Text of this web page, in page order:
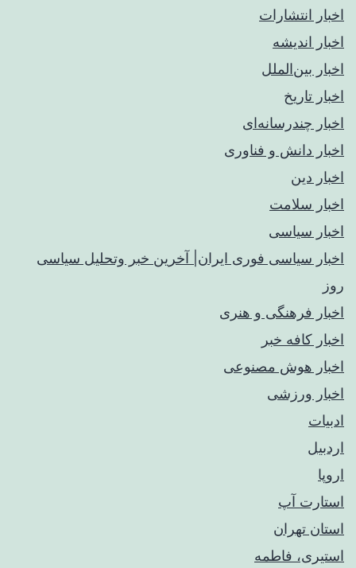
اخبار انتشارات
اخبار اندیشه
اخبار بین‌الملل
اخبار تاریخ
اخبار چندرسانه‌ای
اخبار دانش و فناوری
اخبار دین
اخبار سلامت
اخبار سیاسی
اخبار سیاسی فوری ایران| آخرین خبر وتحلیل سیاسی
روز
اخبار فرهنگی و هنری
اخبار کافه خبر
اخبار هوش مصنوعی
اخبار ورزشی
ادبیات
اردبیل
اروپا
استارت آپ
استان تهران
استیری، فاطمه